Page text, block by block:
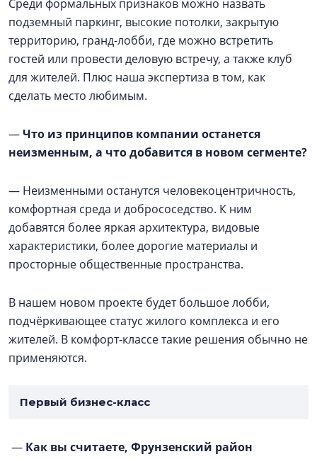
Среди формальных признаков можно назвать
подземный паркинг, высокие потолки, закрытую
территорию, гранд-лобби, где можно встретить
гостей или провести деловую встречу, а также клуб
для жителей. Плюс наша экспертиза в том, как
сделать место любимым.
—Что из принципов компании останется
неизменным, а что добавится в новом сегменте?
— Неизменными останутся человекоцентричность,
комфортная среда и добрососедство. К ним
добавятся более яркая архитектура, видовые
характеристики, более дорогие материалы и
просторные общественные пространства.
В нашем новом проекте будет большое лобби,
подчёркивающее статус жилого комплекса и его
жителей. В комфорт-классе такие решения обычно не
применяются.
Первый бизнес-класс
— Как вы считаете, Фрунзенский район